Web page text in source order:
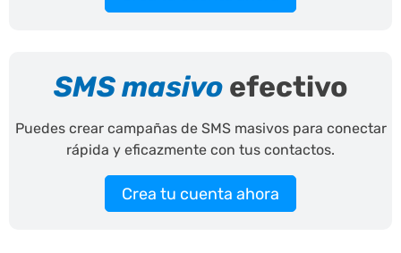
SMS masivoefectivo
Puedes crear campañas de SMS masivos para conectar
rápida y eficazmente con tus contactos.
Crea tu cuenta ahora